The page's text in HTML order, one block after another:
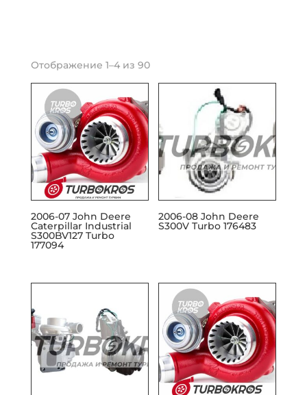
Отображение 1–4 из 90
2006-07 John Deere
Caterpillar Industrial
S300BV127 Turbo
177094
2006-08 John Deere
S300V Turbo 176483